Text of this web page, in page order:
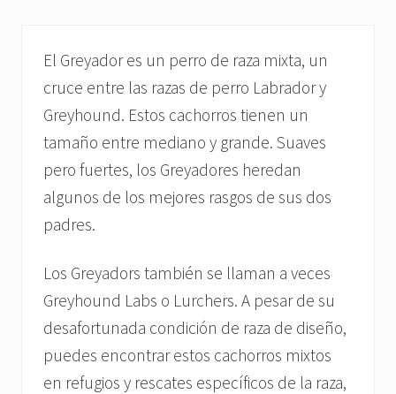
El Greyador es un perro de raza mixta, un
cruce entre las razas de perro Labrador y
Greyhound. Estos cachorros tienen un
tamaño entre mediano y grande. Suaves
pero fuertes, los Greyadores heredan
algunos de los mejores rasgos de sus dos
padres.
Los Greyadors también se llaman a veces
Greyhound Labs o Lurchers. A pesar de su
desafortunada condición de raza de diseño,
puedes encontrar estos cachorros mixtos
en refugios y rescates específicos de la raza,